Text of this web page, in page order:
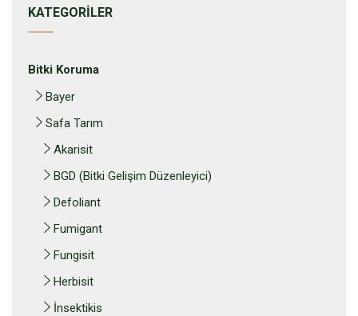
KATEGORILER
Bitki Koruma
Bayer
Safa Tarım
Akarisit
BGD (Bitki Gelişim Düzenleyici)
Defoliant
Fumigant
Fungisit
Herbisit
İnsektikis